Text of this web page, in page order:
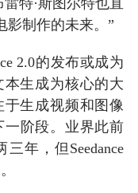
影制作的未来。”
2.0的发布或成为
生成为核心的大
生成视频和图像
阶段。业界此前
年，但Seedance